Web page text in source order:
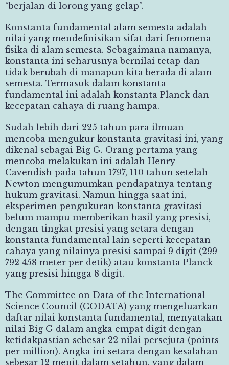
“berjalan di lorong yang gelap”.
Konstanta fundamental alam semesta adalah
nilai yang mendefinisikan sifat dari fenomena
fisika di alam semesta. Sebagaimana namanya,
konstanta ini seharusnya bernilai tetap dan
tidak berubah di manapun kita berada di alam
semesta. Termasuk dalam konstanta
fundamental ini adalah konstanta Planck dan
kecepatan cahaya di ruang hampa.
Sudah lebih dari 225 tahun para ilmuan
mencoba mengukur konstanta gravitasi ini, yang
dikenal sebagai Big G. Orang pertama yang
mencoba melakukan ini adalah Henry
Cavendish pada tahun 1797, 110 tahun setelah
Newton mengumumkan pendapatnya tentang
hukum gravitasi. Namun hingga saat ini,
eksperimen pengukuran konstanta gravitasi
belum mampu memberikan hasil yang presisi,
dengan tingkat presisi yang setara dengan
konstanta fundamental lain seperti kecepatan
cahaya yang nilainya presisi sampai 9 digit (299
792 458 meter per detik) atau konstanta Planck
yang presisi hingga 8 digit.
The Committee on Data of the International
Science Council (CODATA) yang mengeluarkan
daftar nilai konstanta fundamental, menyatakan
nilai Big G dalam angka empat digit dengan
ketidakpastian sebesar 22 nilai persejuta (points
per million). Angka ini setara dengan kesalahan
sebesar 12 menit dalam setahun, yang dalam